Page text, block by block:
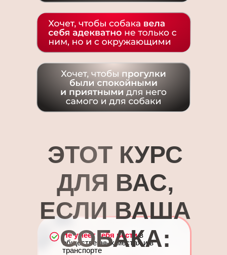
Не умеет себя вестив
общественных местах и в
транспорте
ЭТОТ КУРС
ДЛЯ ВАС,
ЕСЛИ ВАША
СОБАКА: